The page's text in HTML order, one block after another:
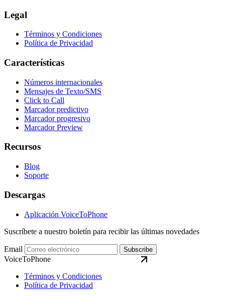
Legal
Términos y Condiciones
Política de Privacidad
Características
Números internacionales
Mensajes de Texto/SMS
Click to Call
Marcador predictivo
Marcador progresivo
Marcador Preview
Recursos
Blog
Soporte
Descargas
Aplicación VoiceToPhone
Suscríbete a nuestro boletín para recibir las últimas novedades
Email Subscribe
VoiceToPhone
Términos y Condiciones
Política de Privacidad